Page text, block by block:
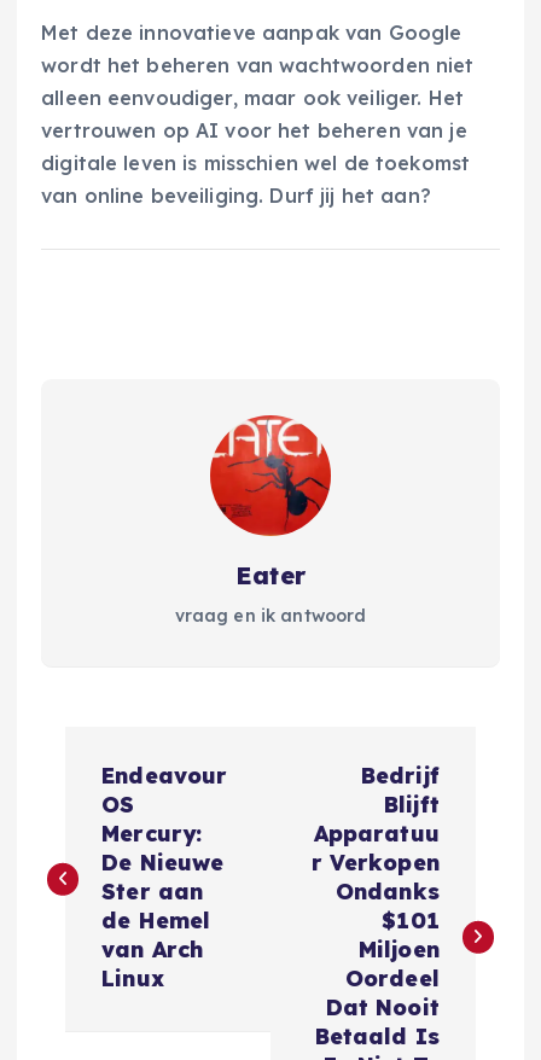
Met deze innovatieve aanpak van Google
wordt het beheren van wachtwoorden niet
alleen eenvoudiger, maar ook veiliger. Het
vertrouwen op AI voor het beheren van je
digitale leven is misschien wel de toekomst
van online beveiliging. Durf jij het aan?
Eater
vraag en ik antwoord
r
Endeavour
OS
Mercury:
De Nieuwe
Ster aan
de Hemel
van Arch
Linux
Bedrijf
Blijft
Apparatuu
r Verkopen
Ondanks
$101
Miljoen
Oordeel
Dat Nooit
Betaald Is